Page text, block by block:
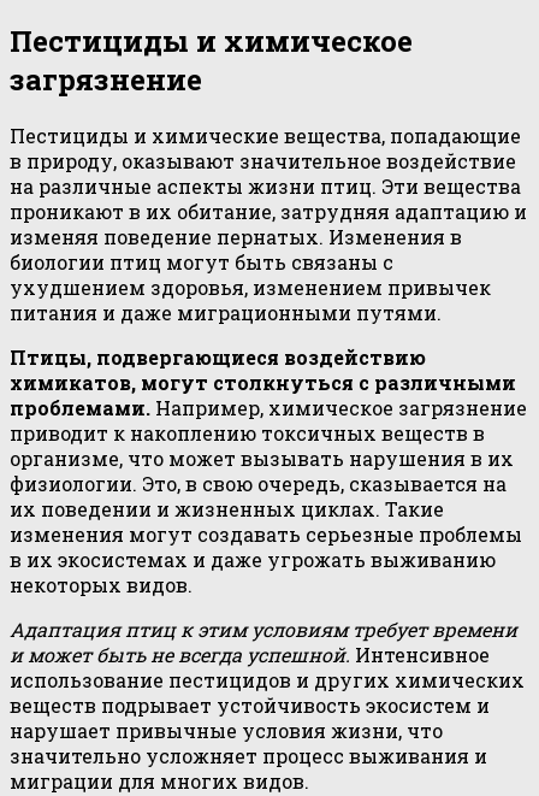
Пестициды и химическое
загрязнение
Пестициды и химические вещества, попадающие
в природу, оказывают значительное воздействие
на различные аспекты жизни птиц. Эти вещества
проникают в их обитание, затрудняя адаптацию и
изменяя поведение пернатых. Изменения в
биологии птиц могут быть связаны с
ухудшением здоровья, изменением привычек
питания и даже миграционными путями.
Птицы, подвергающиеся воздействию
химикатов, могут столкнуться с различными
проблемами. Например, химическое загрязнение
приводит к накоплению токсичных веществ в
организме, что может вызывать нарушения в их
физиологии. Это, в свою очередь, сказывается на
их поведении и жизненных циклах. Такие
изменения могут создавать серьезные проблемы
в их экосистемах и даже угрожать выживанию
некоторых видов.
Адаптация птиц к этим условиям требует времени
и может быть не всегда успешной. Интенсивное
использование пестицидов и других химических
веществ подрывает устойчивость экосистем и
нарушает привычные условия жизни, что
значительно усложняет процесс выживания и
миграции для многих видов.